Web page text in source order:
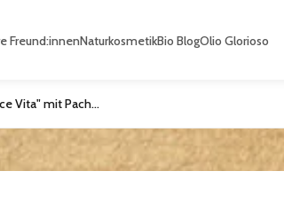
Freund:innenNaturkosmetikBio BlogOlio Glorioso
Geführte Flugreise "Sizilien Dolce Vita" mit Pachmann Reisetouristik GmbH